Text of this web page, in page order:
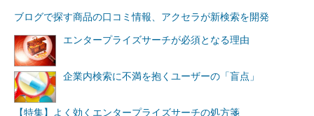
ブログで探す商品の口コミ情報、アクセラが新検索を開発
エンタープライズサーチが必須となる理由
企業内検索に不満を抱くユーザーの「盲点」
【特集】よく効くエンタープライズサーチの処方箋